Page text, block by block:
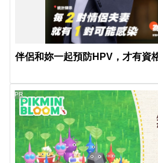
伴侶和妳一起預防HPV，才有資
PR